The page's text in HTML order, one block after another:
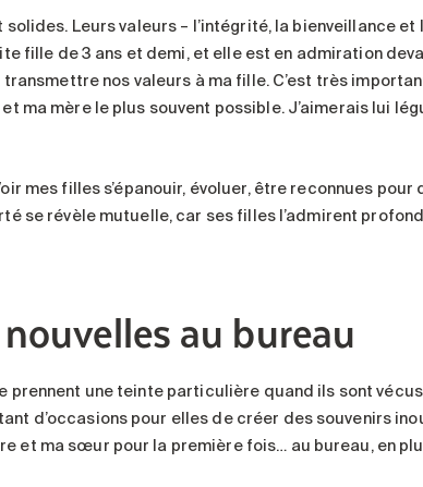
Leurs valeurs – l’intégrité, la bienveillance et
fille de 3 ans et demi, et elle est en admiration
nos valeurs à ma fille. C’est très
ma mère le plus souvent possible. J’aimerais lui
mes filles s’épanouir, évoluer, être reconnues pour
se révèle mutuelle, car ses filles l’admirent
au bureau
prennent une teinte particulière quand ils sont
d’occasions pour elles de créer des souvenirs
et ma sœur pour la première fois… au bureau, en